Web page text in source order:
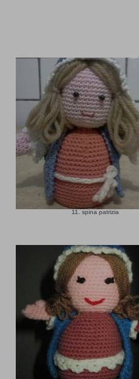
11. spina patrizia